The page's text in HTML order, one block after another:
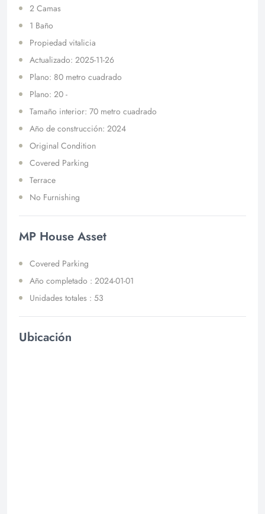
2 Camas
1 Baño
Propiedad vitalicia
Actualizado: 2025-11-26
Plano: 80 metro cuadrado
Plano: 20 -
Tamaño interior: 70 metro cuadrado
Año de construcción: 2024
Original Condition
Covered Parking
Terrace
No Furnishing
MP House Asset
Covered Parking
Año completado : 2024-01-01
Unidades totales : 53
Ubicación